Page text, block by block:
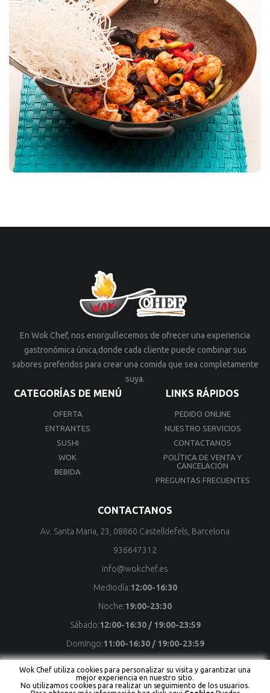
En Wok Chef, nos enorgullecemos de ofrecer una experiencia
gastronómica única,donde cada cliente puede combinar sus
sabores preferidos para crear una comida que sea completamente
suya.
CATEGORÍAS DE MENÚ
OFERTA
ENTRANTES
SUSHI
WOK
BEBIDA
LINKS RÁPIDOS
PEDIDO ONLINE
NUESTRO SERVICIOS
CONTACTANOS
POLÍTICA DE VENTA Y
CANCELACIÓN
PREGUNTAS FRECUENTES
CONTACTANOS
Av. Santa Maria, 23, 08860 Castelldefels, Barcelona
936647312
info@wokchef.es
Mediodía:12:00-16:30
Noche:19:00-23:30
Sábado:12:00-16:30 / 19:00-23:59
Domingo:11:00-16:30 / 19:00-23:59
Wok Chef utiliza cookies para personalizar su visita y garantizar una
mejor experiencia en nuestro sitio.
No utilizamos cookies para realizar un seguimiento de los usuarios.